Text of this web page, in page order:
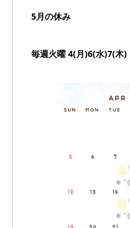
5月の休み
毎週火曜 4(月)6(水)7(木)